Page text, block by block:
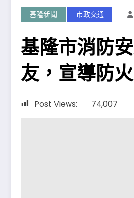
基隆新聞 市政交通
基隆市消防
友，宣導防
Post Views: 74,007